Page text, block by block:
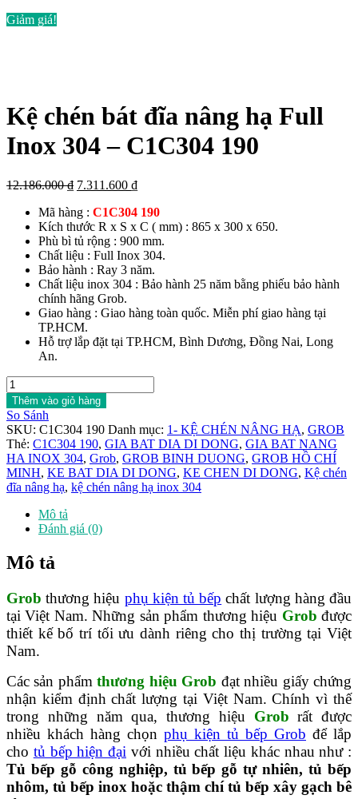
Giảm giá!
Kệ chén bát đĩa nâng hạ Full
Inox 304 – C1C304 190
12.186.000₫ Giá
là:
12.186.000 ₫.
7.311.600 ₫Giá
tại
là:
7.311.600 ₫.
Mã hàng : C1C304 190
Kích thước R x S x C ( mm) : 865 x 300 x 650.
Phù bì tủ rộng : 900 mm.
Chất liệu : Full Inox 304.
Bảo hành : Ray 3 năm.
Chất liệu inox 304 : Bảo hành 25 năm bằng phiếu bảo hành
chính hãng Grob.
Giao hàng : Giao hàng toàn quốc. Miễn phí giao hàng tại
TP.HCM.
Hỗ trợ lắp đặt tại TP.HCM, Bình Dương, Đồng Nai, Long
An.
Kệ
chén
bát
đĩa
nâng
hạ
Full
Inox
304
C1C304
số
lượng
Thêm vào giỏ hàng
So Sánh
SKU: C1C304 190 Danh mục: 1- KỆ CHÉN NÂNG HẠ, GROB
Thẻ: C1C304 190, GIA BAT DIA DI DONG, GIA BAT NANG
HA INOX 304, Grob, GROB BINH DUONG, GROB HỒ CHÍ
MINH, KE BAT DIA DI DONG, KE CHEN DI DONG, Kệ chén
đĩa nâng hạ, kệ chén nâng hạ inox 304
Mô tả
Đánh giá (0)
Mô tả
Grob thương hiệu phụ kiện tủ bếp chất lượng hàng đầu
tại Việt Nam. Những sản phẩm thương hiệu Grob được
thiết kế bố trí tối ưu dành riêng cho thị trường tại Việt
Nam.
Các sản phẩmthương hiệu Grob đạt nhiều giấy chứng
nhận kiểm định chất lượng tại Việt Nam. Chính vì thế
trong những năm qua, thương hiệu Grob rất được
nhiều khách hàng chọn phụ kiện tủ bếp Grob để lắp
cho tủ bếp hiện đại với nhiều chất liệu khác nhau như :
Tủ bếp gỗ công nghiệp, tủ bếp gỗ tự nhiên, tủ bếp
nhôm, tủ bếp inox hoặc thậm chí tủ bếp xây gạch bê